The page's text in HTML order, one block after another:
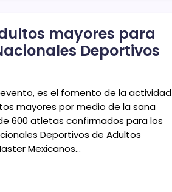
mayores para
Deportivos
es el fomento de la actividad
mayores por medio de la sana
600 atletas confirmados para los
Deportivos de Adultos
Mexicanos…